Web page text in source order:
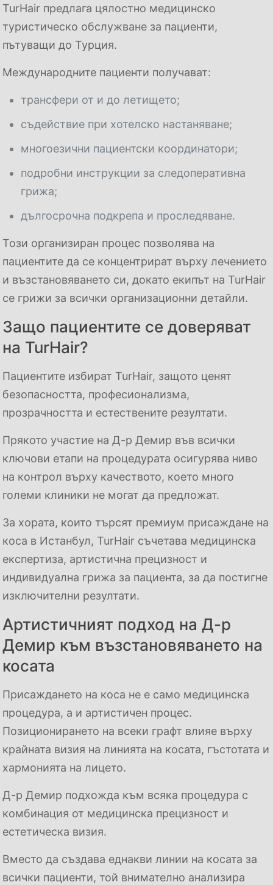
TurHair предлага цялостно медицинско
туристическо обслужване за пациенти,
пътуващи до Турция.
Международните пациенти получават:
трансфери от и до летището;
съдействие при хотелско настаняване;
многоезични пациентски координатори;
подробни инструкции за следоперативна
грижа;
дългосрочна подкрепа и проследяване.
Този организиран процес позволява на
пациентите да се концентрират върху лечението
и възстановяването си, докато екипът на TurHair
се грижи за всички организационни детайли.
Защо пациентите се доверяват
на TurHair?
Пациентите избират TurHair, защото ценят
безопасността, професионализма,
прозрачността и естествените резултати.
Прякото участие на Д-р Демир във всички
ключови етапи на процедурата осигурява ниво
на контрол върху качеството, което много
големи клиники не могат да предложат.
За хората, които търсят премиум присаждане на
коса в Истанбул, TurHair съчетава медицинска
експертиза, артистична прецизност и
индивидуална грижа за пациента, за да постигне
изключителни резултати.
Артистичният подход на Д-р
Демир към възстановяването на
косата
Присаждането на коса не е само медицинска
процедура, а и артистичен процес.
Позиционирането на всеки графт влияе върху
крайната визия на линията на косата, гъстотата и
хармонията на лицето.
Д-р Демир подхожда към всяка процедура с
комбинация от медицинска прецизност и
естетическа визия.
Вместо да създава еднакви линии на косата за
всички пациенти, той внимателно анализира